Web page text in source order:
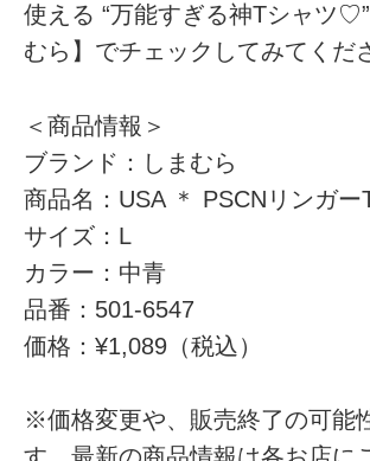
使える “万能すぎる神Tシャツ
むら】でチェックしてみてくだ
＜商品情報＞
ブランド：しまむら
商品名：USA ＊ PSCNリンガー
サイズ：L
カラー：中青
品番：501-6547
価格：¥1,089（税込）
※価格変更や、販売終了の可能